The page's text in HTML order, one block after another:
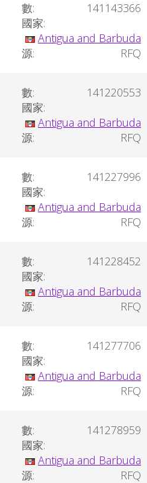
數:
141143366
國家:
Antigua and Barbuda
源:
RFQ
數:
141220553
國家:
Antigua and Barbuda
源:
RFQ
數:
141227996
國家:
Antigua and Barbuda
源:
RFQ
數:
141228452
國家:
Antigua and Barbuda
源:
RFQ
數:
141277706
國家:
Antigua and Barbuda
源:
RFQ
數:
141278959
國家:
Antigua and Barbuda
源:
RFQ